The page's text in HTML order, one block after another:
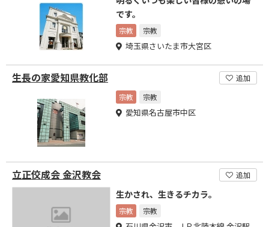
です。
宗教 宗教
埼玉県さいたま市大宮区
生長の家愛知県教化部
追加
宗教
宗教
愛知県名古屋市中区
立正佼成会 金沢教会 追加
生かされ、生きるチカラ。
宗教 宗教